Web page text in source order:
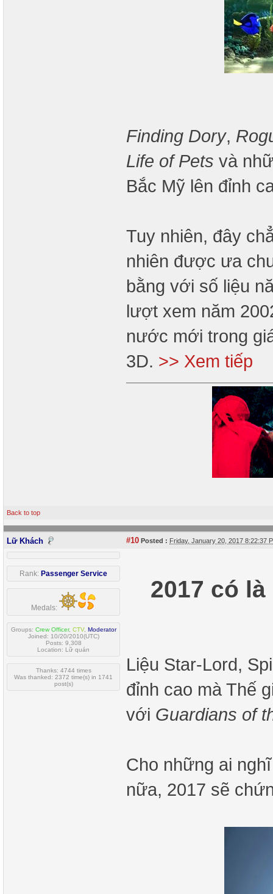
Finding Dory,
Life of Pets và
Bắc Mỹ lên đỉnh
Tuy nhiên, đây
nhiên được ưa
bằng với số liệu
lượt xem năm
nước mới trong
3D. >> Xem tiếp
Back to top
Lữ Khách #10 Posted : Friday, January 20, 2017 8:22:37
Rank: Passenger Service
Medals:
Groups: Crew Officer, CTV, Moderator
Joined: 10/20/2010(UTC)
Posts: 9,308
Location: Lữ quán
Thanks: 4744 times
Was thanked: 2372 time(s) in 1741
post(s)
2017 có
Liệu Star-Lord,
đỉnh cao mà Thế
với Guardians of
Cho những ai
nữa, 2017 sẽ